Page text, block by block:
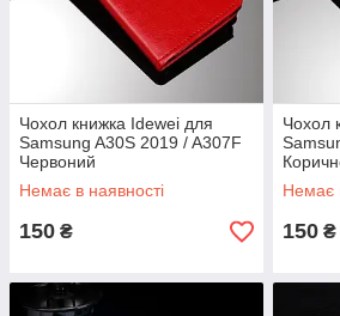
Чохол книжка Idewei для
Samsung A30S 2019 / A307F
Червоний
Немає в наявності
150 ₴
Чохол
Немає
150 ₴